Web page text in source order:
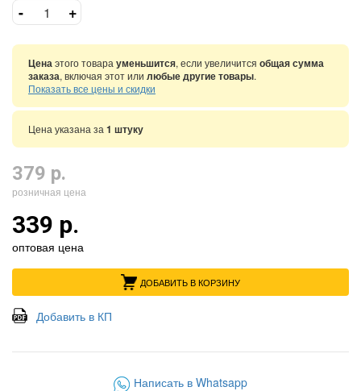
- +
Ценаэтого товара уменьшится, если увеличится общая сумма
заказа, включая этот или любые другие товары.
Показать все цены и скидки
Цена указана за 1 штуку
379 р.
розничная цена
339 р.
оптовая цена
ДОБАВИТЬ В КОРЗИНУ
Добавить в КП
Написать в Whatsapp